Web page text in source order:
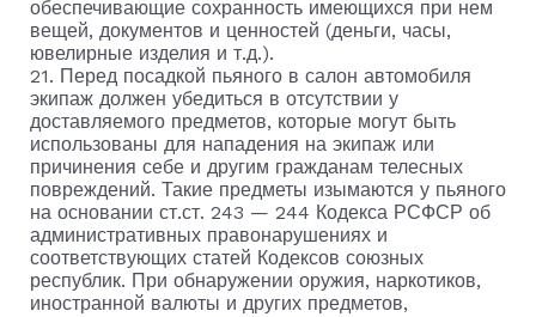
обеспечивающие сохранность имеющихся при нем
вещей, документов и ценностей (деньги, часы,
ювелирные изделия и т.д.).
21. Перед посадкой пьяного в салон автомобиля
экипаж должен убедиться в отсутствии у
доставляемого предметов, которые могут быть
использованы для нападения на экипаж или
причинения себе и другим гражданам телесных
повреждений. Такие предметы изымаются у пьяного
на основании ст.ст. 243 — 244 Кодекса РСФСР об
административных правонарушениях и
соответствующих статей Кодексов союзных
республик. При обнаружении оружия, наркотиков,
иностранной валюты и других предметов,